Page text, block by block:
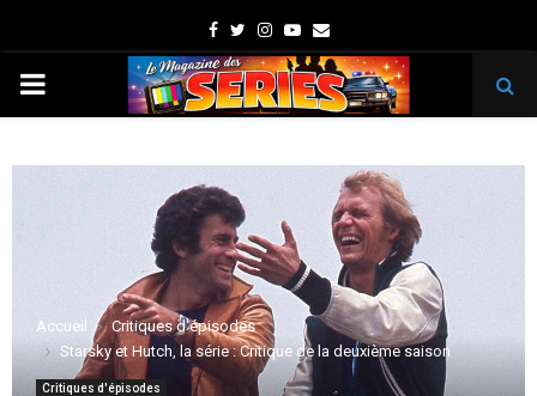
Facebook
TwitterInstagram
Youtube
Email
PRIMARY
Accueil
Critiques d'épisodes
Starsky et Hutch, la série : Critique de la deuxième saison
Critiques d'épisodes